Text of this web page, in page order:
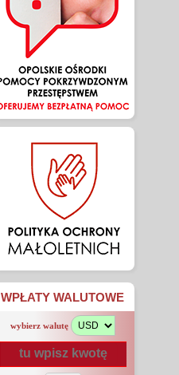
WPŁATY WALUTOWE
wybierz walutę